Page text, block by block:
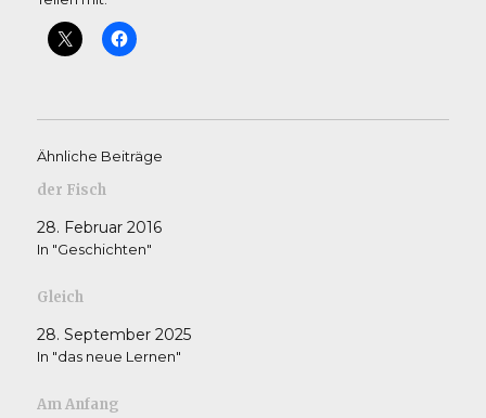
Ähnliche Beiträge
der Fisch
28. Februar 2016
In "Geschichten"
Gleich
28. September 2025
In "das neue Lernen"
Am Anfang